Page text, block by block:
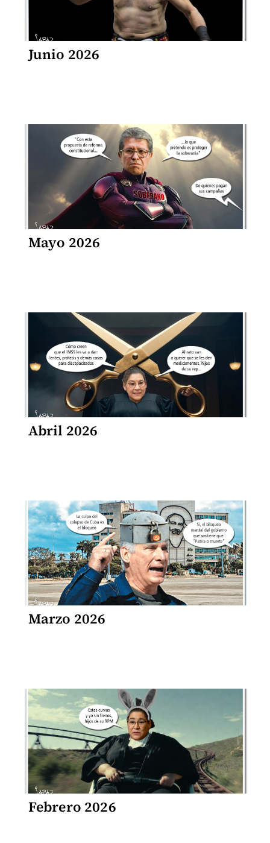
Junio 2026
Mayo 2026
Abril 2026
Marzo 2026
Febrero 2026